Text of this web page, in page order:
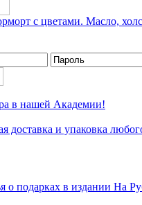
с цветами. Масло,
в нашей Академии!
доставка и упаковка
о подарках в издании На